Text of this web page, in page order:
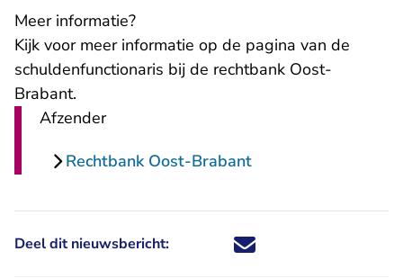
Meer informatie?
Kijk voor meer informatie op de pagina van de
schuldenfunctionaris bij de rechtbank Oost-
Brabant.
Afzender
Rechtbank Oost-Brabant
Deel dit nieuwsbericht: Deel dit nieuwsbericht via X -
Deel dit nieuwsbericht via
Deel dit nieuwsbericht
Deel dit